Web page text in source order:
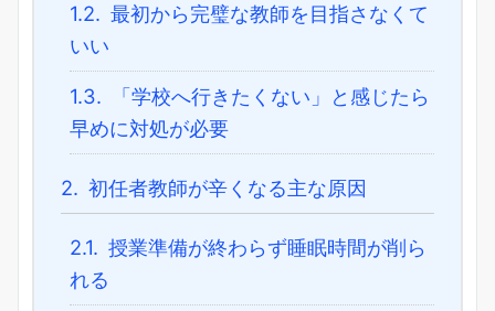
1.2. 最初から完璧な教師を目指さなくて
いい
1.3.
「学校へ行きたくない」と感じたら
早めに対処が必要
2. 初任者教師が辛くなる主な原因
2.1. 授業準備が終わらず睡眠時間が削ら
れる